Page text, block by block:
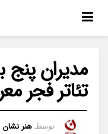
مدیران
تئاتر فجر
توسط هنر نشان